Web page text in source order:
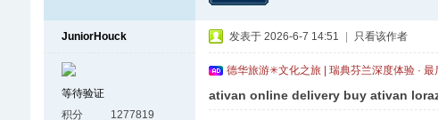
JuniorHouck
等待验证
积分
1277819
发表于 2026-6-7 14:51 只看该作者
德华旅游✳文化之旅 | 瑞典芬兰深度体验 ·
ativan online delivery buy ativan